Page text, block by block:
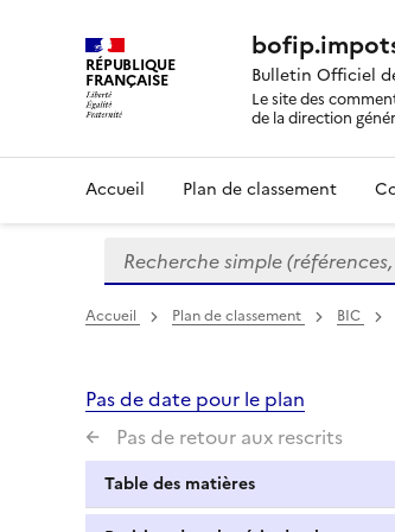
RÉPUBLIQUE
FRANÇAISE Bulletin Officiel
Le site des
de la direction
Accueil Plan de classement
Formulaire
de
recherche
Recherche simple (références,
Accueil Plan de classement BIC
Pas de date pour le plan
Pas de retour aux rescrits
Table des matières